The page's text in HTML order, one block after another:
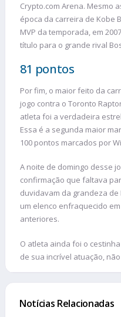
Crypto.com Arena. Mesmo
época da carreira de Kobe
MVP da temporada, em
título para o grande rival
81 pontos
Por fim, o maior feito da
jogo contra o Toronto
atleta foi a verdadeira
Essa é a segunda maior
100 pontos marcados por
A noite de domingo desse
confirmação que faltava
duvidavam da grandeza de
um elenco enfraquecido
anteriores.
O atleta ainda foi o
de sua incrível atuação,
Notícias Relacionadas